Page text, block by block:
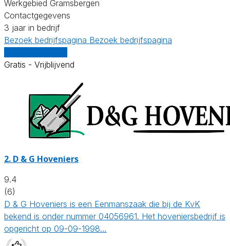
Werkgebied Gramsbergen
Contactgegevens
3 jaar in bedrijf
Bezoek bedrijfspagina Bezoek bedrijfspagina
Gratis - Vrijblijvend
2. D & G Hoveniers
9.4
(6)
D & G Hoveniers is een Eenmanszaak die bij de KvK
bekend is onder nummer 04056961. Het hoveniersbedrijf is
opgericht op 09-09-1998…